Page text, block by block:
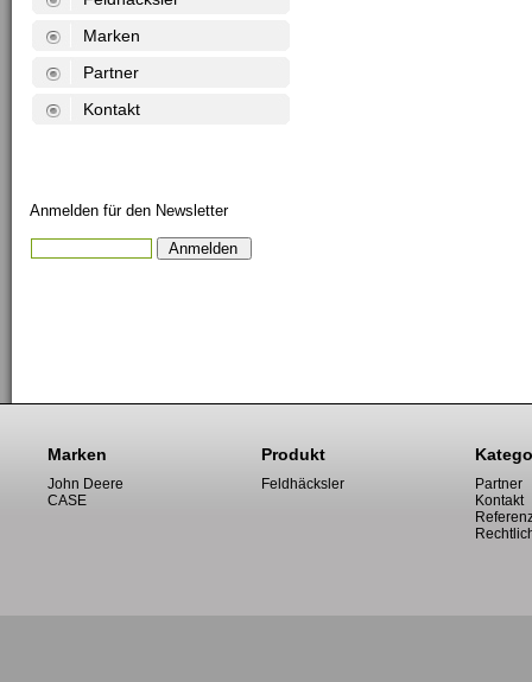
Marken
Partner
Kontakt
Anmelden für den Newsletter
Marken
John Deere
CASE
Produkt
Feldhäcksler
Partner
Kontakt